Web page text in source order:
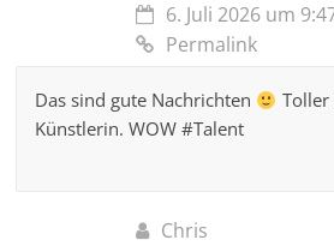
6. Juli 2026 um
Permalink
Das sind gute Nachrichten
Toller
Künstlerin. WOW #Talent
Chris